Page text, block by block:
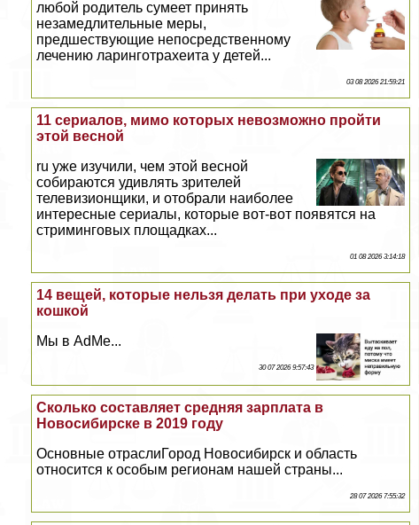
любой родитель сумеет принять
незамедлительные меры,
предшествующие непосредственному
лечению ларинготрахеита у детей...
03 08 2026 21:59:21
11 сериалов, мимо которых невозможно пройти
этой весной
ru уже изучили, чем этой весной
собираются удивлять зрителей
телевизионщики, и отобрали наиболее
интересные сериалы, которые вот-вот появятся на
стриминговых площадках...
01 08 2026 3:14:18
14 вещей, которые нельзя делать при уходе за
кошкой
Мы в AdMe...
30 07 2026 9:57:43
Сколько составляет средняя зарплата в
Новосибирске в 2019 году
Основные отраслиГород Новосибирск и область
относится к особым регионам нашей страны...
28 07 2026 7:55:32